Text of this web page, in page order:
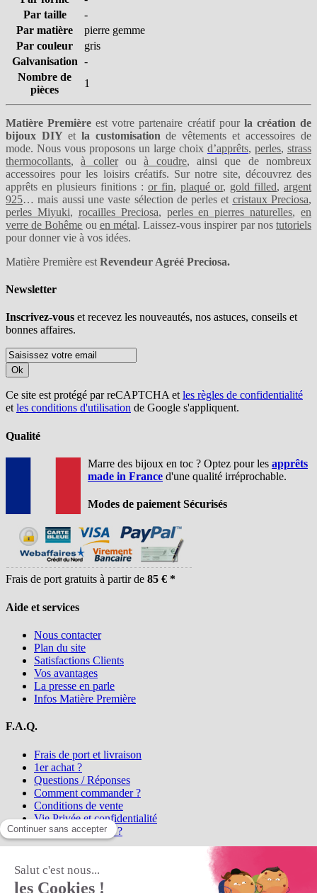
Par taille
-
Par matière
pierre gemme
Par couleur
gris
Galvanisation -
Nombre de
pièces
1
Matière Première est votre partenaire créatif pourla création de
bijoux DIY etla customisation de vêtements et accessoires de
mode. Nous vous proposons un large choix d’apprêts, perles, strass
thermocollants,à collerouà coudre, ainsi que de nombreux
accessoires pour les loisirs créatifs. Sur notre site, découvrez des
apprêts en plusieurs finitions : or fin, plaqué or, gold filled, argent
925… mais aussi une vaste sélection de perles et cristaux Preciosa,
perles Miyuki, rocailles Preciosa, perles en pierres naturelles, en
verre de Bohême ou en métal. Laissez-vous inspirer par nostutoriels
pour donner vie à vos idées.
Matière Première est Revendeur Agréé Preciosa.
Newsletter
Inscrivez-vous et recevez les nouveautés, nos astuces, conseils et
bonnes affaires.
Ok
Ce site est protégé par reCAPTCHA etles règles de confidentialité
etles conditions d'utilisation de Google s'appliquent.
Qualité
Marre des bijoux en toc ? Optez pour les apprêts
made in France d'une qualité irréprochable.
Modes de paiement Sécurisés
Frais de port gratuits à partir de 85 € *
Aide et services
Nous contacter
Plan du site
Satisfactions Clients
Vos avantages
La presse en parle
Infos Matière Première
F.A.Q.
Frais de port et livraison
1er achat ?
Questions / Réponses
Comment commander ?
Conditions de vente
Vie Privée et confidentialité
Qui sommes-nous ?
la référence en perles et bijoux